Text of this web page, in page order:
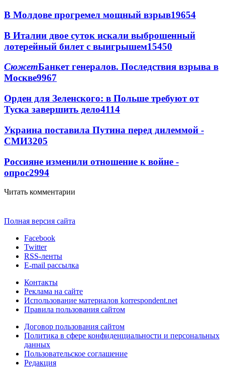
В Молдове прогремел мощный взрыв19654
В Италии двое суток искали выброшенный
лотерейный билет с выигрышем15450
СюжетБанкет генералов. Последствия взрыва в
Москве9967
Орден для Зеленского: в Польше требуют от
Туска завершить дело4114
Украина поставила Путина перед дилеммой -
СМИ3205
Россияне изменили отношение к войне -
опрос2994
Читать комментарии
Полная версия сайта
Facebook
Twitter
RSS-ленты
E-mail рассылка
Контакты
Реклама на сайте
Использование материалов korrespondent.net
Правила пользования сайтом
Договор пользования сайтом
Политика в сфере конфиденциальности и персональных
данных
Пользовательское соглашение
Редакция